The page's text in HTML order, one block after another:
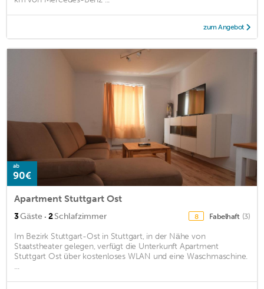
zum Angebot
ab
90€
Apartment Stuttgart Ost
3Gäste · 2Schlafzimmer 8 Fabelhaft (3)
Im Bezirk Stuttgart-Ost in Stuttgart, in der Nähe von
Staatstheater gelegen, verfügt die Unterkunft Apartment
Stuttgart Ost über kostenloses WLAN und eine Waschmaschine.
...